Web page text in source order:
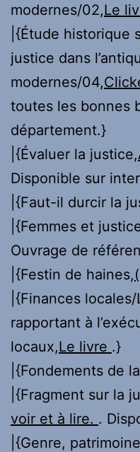
modernes/02,Le
|{Étude historique
justice dans
modernes/04,
toutes les bonnes
département.}
|{Évaluer la justice,
Disponible sur
|{Faut-il durcir la
|{Femmes et
Ouvrage de
|{Festin de haines,
|{Finances
rapportant à
locaux,Le livre .}
|{Fondements de
|{Fragment sur la
voir et à lire. .
|{Genre,